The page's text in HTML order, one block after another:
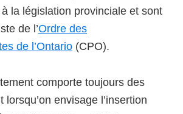
la législation provinciale et sont
de l’Ordre des
de l’Ontario (CPO).
comporte toujours des
lorsqu’on envisage l’insertion